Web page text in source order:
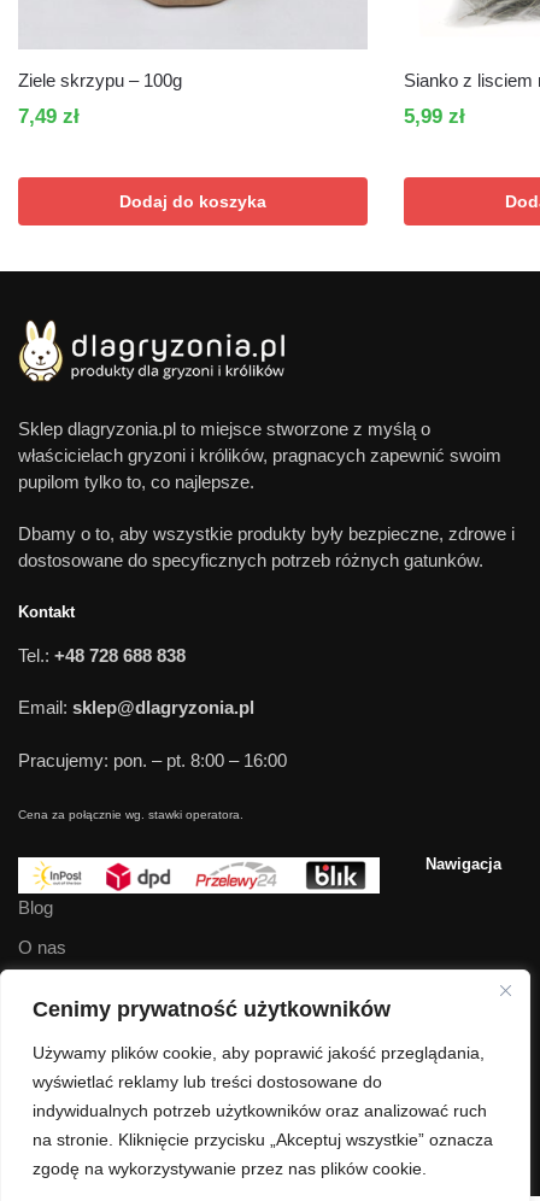
Cenimy prywatność użytkowników
Używamy plików cookie, aby poprawić jakość przeglądania,
wyświetlać reklamy lub treści dostosowane do
indywidualnych potrzeb użytkowników oraz analizować ruch
na stronie. Kliknięcie przycisku „Akceptuj wszystkie” oznacza
zgodę na wykorzystywanie przez nas plików cookie.
Ziele skrzypu – 100g
7,49 zł
Dodaj do koszyka
Sianko z lisciem
5,99 zł
Sklep dlagryzonia.pl to miejsce stworzone z myślą o
właścicielach gryzoni i królików, pragnacych zapewnić swoim
pupilom tylko to, co najlepsze.
Dbamy o to, aby wszystkie produkty były bezpieczne, zdrowe i
dostosowane do specyficznych potrzeb różnych gatunków.
Kontakt
Tel.: +48 728 688 838
Email: sklep@dlagryzonia.pl
Pracujemy: pon. – pt. 8:00 – 16:00
Cena za połącznie wg. stawki operatora.
Nawigacja
Blog
O nas
Regulamin
Polityka prywatności
dlagryzonia.pl © Wszelkie prawa zastrzeżone.